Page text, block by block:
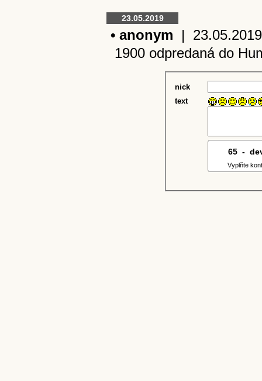
23.05.2019
• anonym |
1900 odpredaná do
nick
text
65 -
Vyplňte